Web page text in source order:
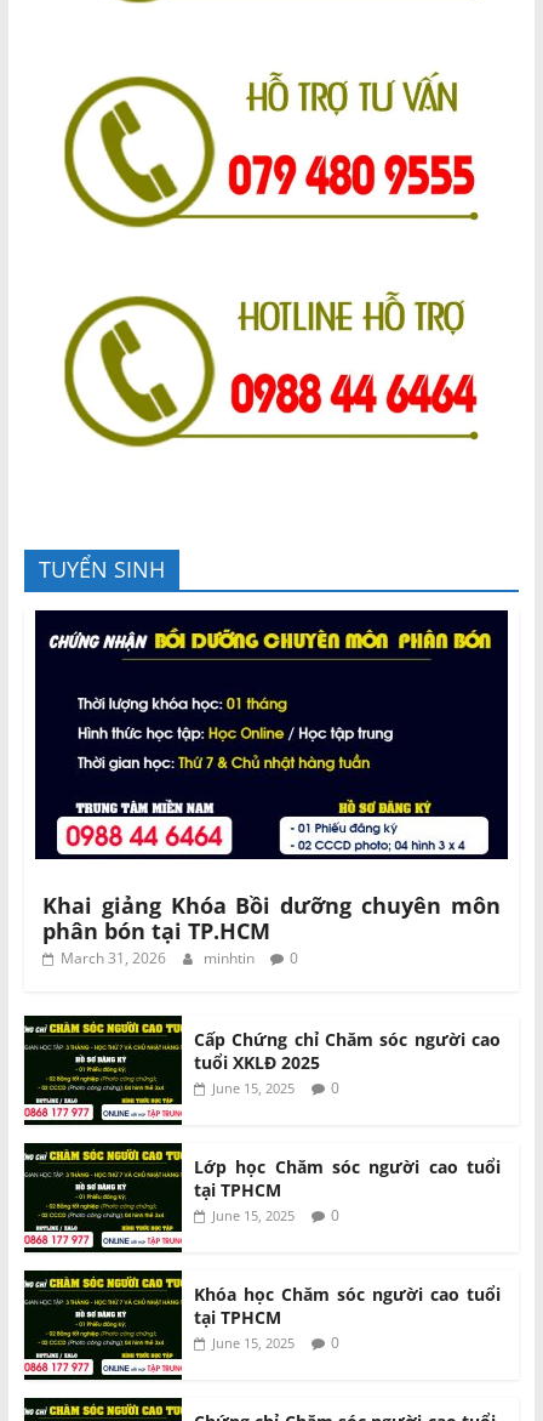
TUYỂN SINH
Khai giảng Khóa Bồi dưỡng chuyên môn
phân bón tại TP.HCM
March 31, 2026 minhtin 0
Cấp Chứng chỉ Chăm sóc người cao
tuổi XKLĐ 2025
June 15, 2025 0
Lớp học Chăm sóc người cao tuổi
tại TPHCM
June 15, 2025 0
Khóa học Chăm sóc người cao tuổi
tại TPHCM
June 15, 2025 0